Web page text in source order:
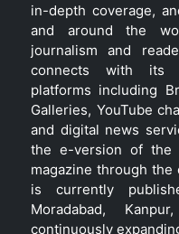
in-depth coverage,
and around the
journalism and
connects with its
platforms including
Galleries, YouTube
and digital news
the e-version of the
magazine through
is currently
Moradabad,
continuously